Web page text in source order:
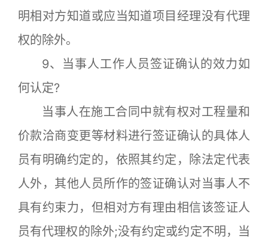
明相对方知道或应当知道项目经理没有代理
权的除外。
9、当事人工作人员签证确认的效力如
何认定?
当事人在施工合同中就有权对工程量和
价款洽商变更等材料进行签证确认的具体人
员有明确约定的，依照其约定，除法定代表
人外，其他人员所作的签证确认对当事人不
具有约束力，但相对方有理由相信该签证人
员有代理权的除外;没有约定或约定不明，当